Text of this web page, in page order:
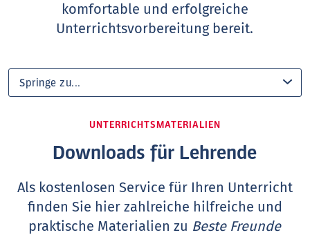
komfortable und erfolgreiche
Unterrichtsvorbereitung bereit.
UNTERRICHTSMATERIALIEN
Downloads für Lehrende
Als kostenlosen Service für Ihren Unterricht
finden Sie hier zahlreiche hilfreiche und
praktische Materialien zu Beste Freunde